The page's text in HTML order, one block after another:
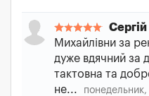
Сергій
Михайлівни за
дуже вдячний за
тактовна та
не...